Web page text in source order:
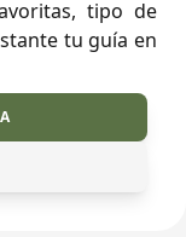
tipo de
tu guía en